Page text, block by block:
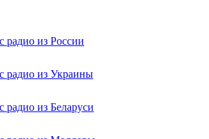
радио из России
радио из Украины
радио из Беларуси